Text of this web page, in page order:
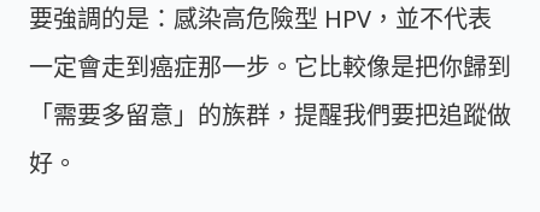
要強調的是：感染高危險型 HPV，並不代表
一定會走到癌症那一步。它比較像是把你歸到
「需要多留意」的族群，提醒我們要把追蹤做
好。